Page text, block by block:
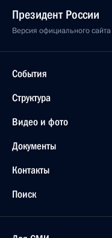
Президент России
Версия официального
События
Структура
Видео и фото
Документы
Контакты
Поиск